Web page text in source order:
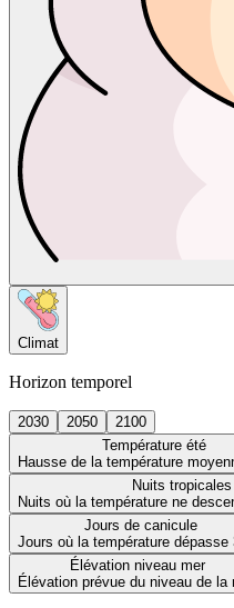
Climat
Horizon temporel
2030 2050
2100
Température été
Hausse de la température
Nuits tropicales
Nuits où la température ne
Jours de canicule
Jours où la température dépasse
Élévation niveau mer
Élévation prévue du niveau de la